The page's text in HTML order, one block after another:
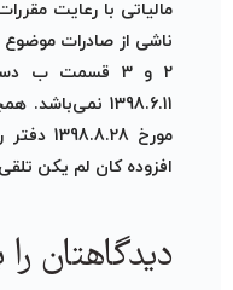
مالیاتی با رعایت
مورخ
افزوده کان لم یکن
دیدگاهتان